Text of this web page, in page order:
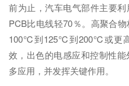
前为止，汽车电气部件主要
PCB比电线轻70％。高聚合
100℃到125℃到200℃或更高
效，出色的电感应和控制性
多应用，并发挥关键作用。